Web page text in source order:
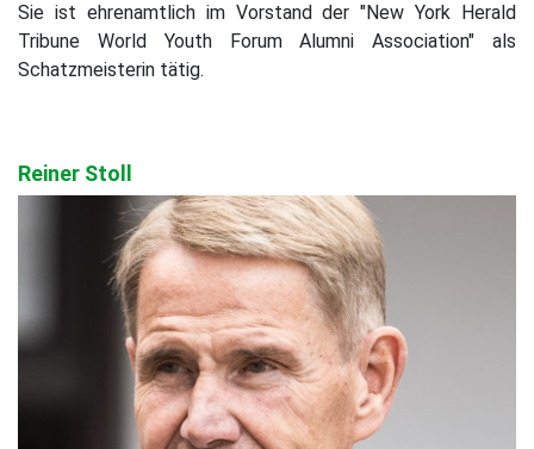
Sie ist ehrenamtlich im Vorstand der "New York Herald
Tribune World Youth Forum Alumni Association" als
Schatzmeisterin tätig.
Reiner Stoll